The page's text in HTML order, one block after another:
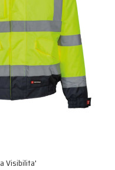
Visibilita'